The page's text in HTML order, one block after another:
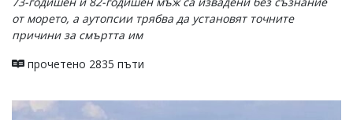
от морето, а аутопсии трябва да установят точните
причини за смъртта им
прочетено 2835 пъти